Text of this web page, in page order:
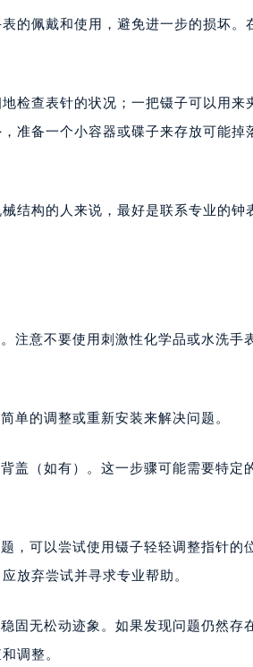
的佩戴和使用，避免进一步的损坏。
检查表针的状况；一把镊子可以用来
准备一个小容器或碟子来存放可能掉
结构的人来说，最好是联系专业的钟
注意不要使用刺激性化学品或水洗手
单的调整或重新安装来解决问题。
盖（如有）。这一步骤可能需要特定
，可以尝试使用镊子轻轻调整指针的
放弃尝试并寻求专业帮助。
固无松动迹象。如果发现问题仍然存
调整。